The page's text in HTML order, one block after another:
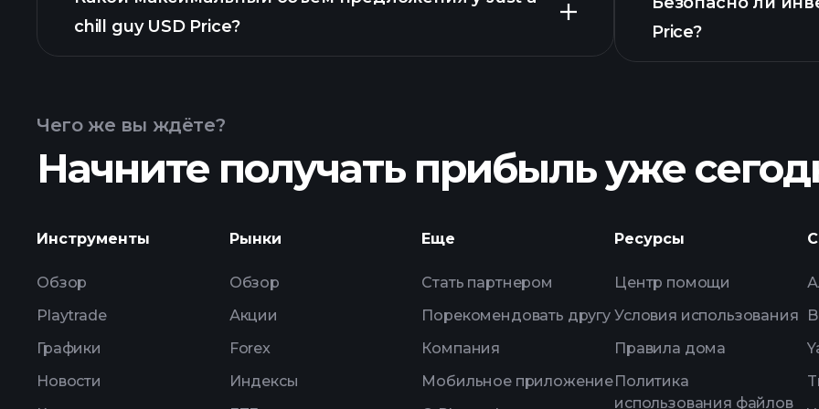
a chill guy USD Price
chill guy USD Price?
Price?
ИИ
отслеживания
миллиардеров
Чего же вы ждёте?
Начните получать прибыль уже
Инструменты
Обзор
Playtrade
Графики
Новости
Рынки
Обзор
Акции
Forex
Индексы
Еще
Стать партнером
Порекомендовать другу
Компания
Мобильное приложение
Ресурсы
Центр помощи
Условия использования
Правила дома
Политика
использования файлов